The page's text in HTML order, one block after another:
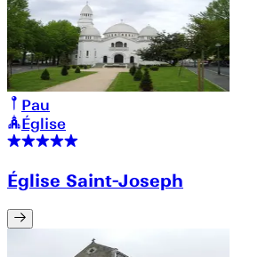
Pau
Église
Église Saint-Joseph